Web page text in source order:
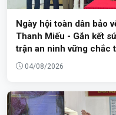
Ngày hội toàn dân bảo
Thanh Miếu - Gắn kết
trận an ninh vững chắc
04/08/2026